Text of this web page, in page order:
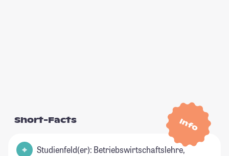
Info
Short-Facts
Studienfeld(er): Betriebswirtschaftslehre,